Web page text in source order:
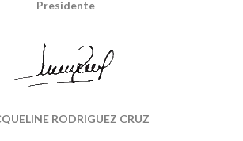
Presidente
RODRIGUEZ CRUZ